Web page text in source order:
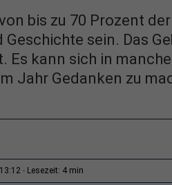
bis zu 70 Prozent
sein. Das
Es kann sich in
Jahr Gedanken zu
Lesezeit: 4 min